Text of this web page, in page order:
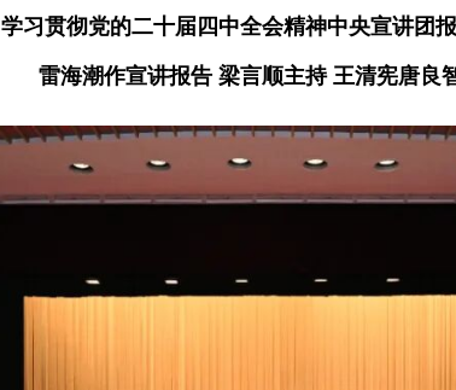
学习贯彻党的二十届四中全会精神中央宣讲团
雷海潮作宣讲报告 梁言顺主持 王清宪唐良